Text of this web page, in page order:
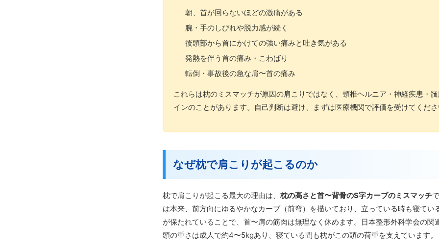
朝、首が回らないほどの激痛がある
腕・手のしびれや脱力感が続く
後頭部から首にかけての強い痛みと吐き気がある
発熱を伴う首の痛み・こわばり
転倒・事故後の急な肩〜首の痛み
これらは枕のミスマッチが原因の肩こりではなく、頸椎ヘルニア・神経疾患・
インのことがあります。自己判断は避け、まずは医療機関で評価を受けてくだ
なぜ枕で肩こりが起こるのか
枕で肩こりが起こる最大の理由は、 枕の高さと首〜背骨のS字カーブのミスマッチ
は本来、前方向にゆるやかなカーブ（前弯）を描いており、立っている時も寝てい
が保たれていることで、首〜肩の筋肉は無理なく休めます。日本整形外科学会の関
頭の重さは成人で約4〜5kgあり、寝ている間も枕がこの頭の荷重を支えています。